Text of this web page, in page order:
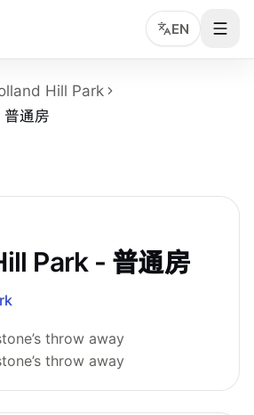
EN
- 普通房 房型页事实摘要
Hill Park
a stone’s throw away。
a stone’s throw away。
起，最终以实时库存和合同为准。
Hill Park
通房
Park - 普通房
throw away
throw away